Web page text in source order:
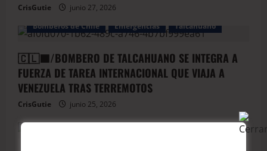
CrisGutie
junio 27, 2026
Bomberos de Chile
Emergencias Talcahuano
🇨🇱🟦/BOMBERO DE TALCAHUANO SE INTEGRA A
FUERZA DE TAREA INTERNACIONAL QUE VIAJA A
VENEZUELA TRAS TERREMOTOS
CrisGutie
junio 25, 2026
Arauco
BioBio Carabineros de Chile Policial